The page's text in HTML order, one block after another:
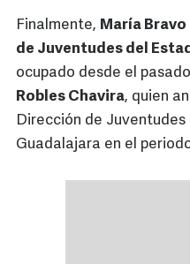
Finalmente, María Bravo
de Juventudes del
ocupado desde el
Robles Chavira, quien
Dirección de Juventudes
Guadalajara en el